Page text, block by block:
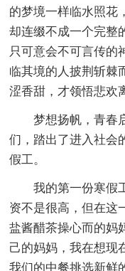
的梦境一样临水照花
却连缀不成一个完整
只可意会不可言传的
临其境的人披荆斩棘
涩香甜，才领悟悲欢
梦想扬帆，青春启
们，踏出了进入社会
假工。
我的第一份寒假工
资不是很高，但在这
盐酱醋茶操心而的妈
己的妈妈，我在想现
我们的中餐挑选新鲜